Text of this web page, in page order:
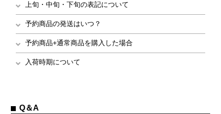
上旬・中旬・下旬の表記について
予約商品の発送はいつ？
予約商品+通常商品を購入した場合
入荷時期について
Q＆A